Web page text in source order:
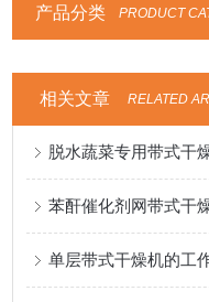
产品分类 PRODUCT
相关文章 RELATED
脱水蔬菜专用带式干
苯酐催化剂网带式干
单层带式干燥机的工